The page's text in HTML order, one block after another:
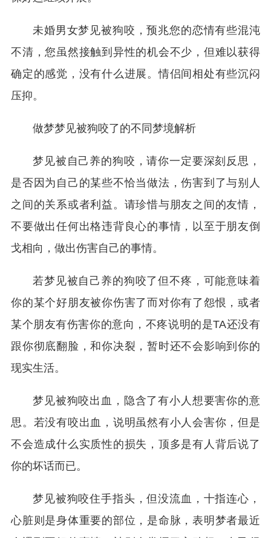
未婚男女梦见被狗咬，预兆您的恋情有些混沌
不清，您虽然接触到异性的机会不少，但难以获得
确定的感觉，没有什么进展。情侣间相处有些沉闷
压抑。
做梦梦见被狗咬了的不同梦境解析
梦见被自己养的狗咬，请你一定要深刻反思，
是否因为自己的某些不恰当做法，伤害到了与别人
之间的关系或者利益。请珍惜与朋友之间的友情，
不要做出任何出格违背良心的事情，以至于朋友倒
戈相向，做出伤害自己的事情。
若梦见被自己养的狗咬了但不疼，可能意味着
你的某个好朋友被你伤害了而对你有了怨恨，或者
某个朋友有伤害你的意向，不疼说明的是TA还没有
跟你彻底翻脸，和你决裂，暂时还不会影响到你的
现实生活。
梦见被狗咬出血，隐含了有小人想要害你的意
思。若没有咬出血，说明虽然有小人会害你，但是
不会造成什么实质性的损失，顶多是有人背后说了
你的坏话而已。
梦见被狗咬住手指头，但没流血，十指连心，
心脏则是身体重要的部位，是命脉，表明梦者最近